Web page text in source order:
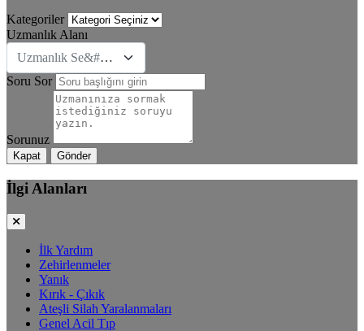
Kategoriler
Uzmanlık Alanı
Uzmanlık Se&#231;iniz
Soru Sor
Sorunuz
Kapat Gönder
İlgi Alanları
İlk Yardım
Zehirlenmeler
Yanık
Kırık - Çıkık
Ateşli Silah Yaralanmaları
Genel Acil Tıp